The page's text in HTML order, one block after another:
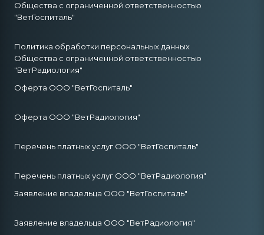
Общества с ограниченной ответственностью
"ВетГоспиталь"
Политика обработки персональных данных
Общества с ограниченной ответственностью
"ВетРадиология"
Оферта ООО "ВетГоспиталь"
Оферта ООО "ВетРадиология"
Перечень платных услуг ООО "ВетГоспиталь"
Перечень платных услуг ООО "ВетРадиология"
Заявление владельца ООО "ВетГоспиталь"
Заявление владельца ООО "ВетРадиология"